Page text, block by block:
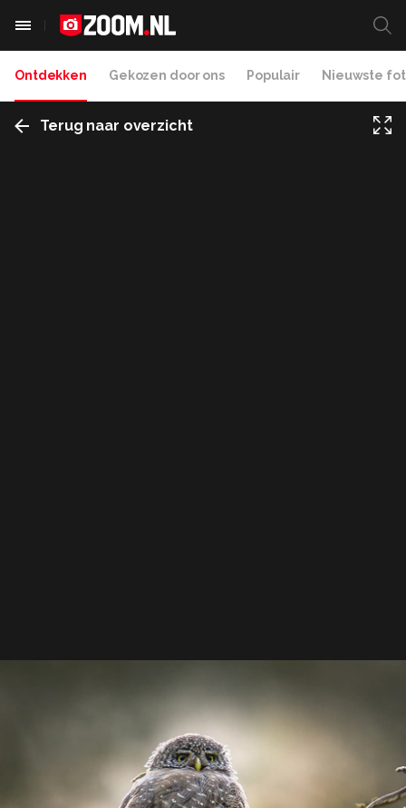
Ontdekken Gekozen door ons Populair Nieuwste
Terug naar overzicht